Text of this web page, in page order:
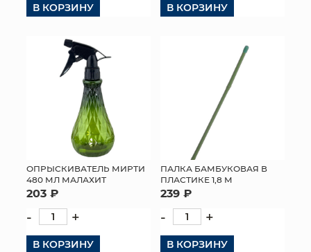
В КОРЗИНУ В КОРЗИНУ
ОПРЫСКИВАТЕЛЬ МИРТИ
480 МЛ МАЛАХИТ
203 ₽
- +
В КОРЗИНУ
ПАЛКА БАМБУКОВАЯ В
ПЛАСТИКЕ 1,8 М
239 ₽
- +
В КОРЗИНУ